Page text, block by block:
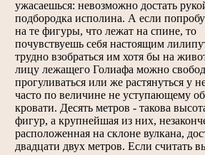
ужасаешься: невозможно достать
подбородка исполина. А если
на те фигуры, что лежат на спине, то
почувствуешь себя настоящим
трудно взобраться им хотя бы на
лицу лежащего Голиафа можно
прогуливаться или же растянуться у
часто по величине не уступающему
кровати. Десять метров - такова
фигур, а крупнейшая из них,
расположенная на склоне вулкана,
двадцати двух метров. Если считать